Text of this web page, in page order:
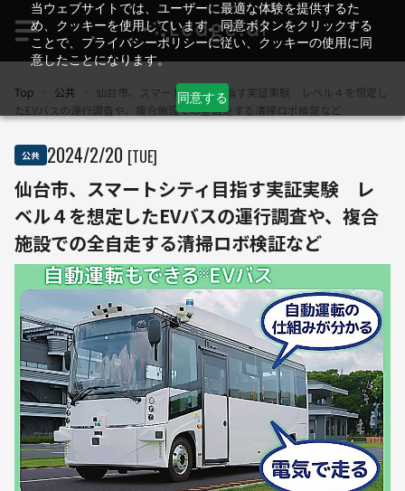
当ウェブサイトでは、ユーザーに最適な体験を提供するた
め、クッキーを使用しています。同意ボタンをクリックする
ことで、プライバシーポリシーに従い、クッキーの使用に同
意したことになります。
同意する
Top 公共
仙台市、スマートシティ目指す実証実験 レベル４を想定し
たEVバスの運行調査や、複合施設での全自走する清掃ロボ検証など
公共 2024/2/20 [TUE]
仙台市、スマートシティ目指す実証実験 レ
ベル４を想定したEVバスの運行調査や、複合
施設での全自走する清掃ロボ検証など